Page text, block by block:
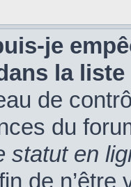
je
la
de
du
statut en
de n’être